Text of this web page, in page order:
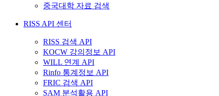
중국대학 자료 검색
RISS API 센터
RISS 검색 API
KOCW 강의정보 API
WILL 연계 API
Rinfo 통계정보 API
FRIC 검색 API
SAM 분석활용 API